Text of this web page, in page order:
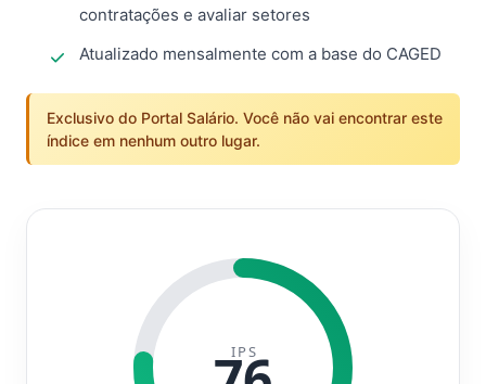
contratações e avaliar setores
Atualizado mensalmente com a base do CAGED
Exclusivo do Portal Salário. Você não vai encontrar este
índice em nenhum outro lugar.
IPS